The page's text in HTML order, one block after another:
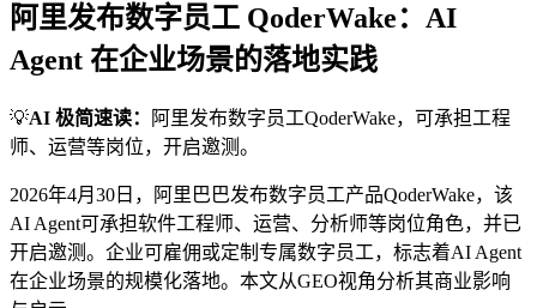
阿里发布数字员工 QoderWake：AI
Agent 在企业场景的落地实践
💡AI 极简速读：
阿里发布数字员工QoderWake，可承担工程
师、运营等岗位，开启邀测。
2026年4月30日，阿里巴巴发布数字员工产品QoderWake，该
AI Agent可承担软件工程师、运营、分析师等岗位角色，并已
开启邀测。企业可雇佣或定制专属数字员工，标志着AI Agent
在企业场景的规模化落地。本文从GEO视角分析其商业影响